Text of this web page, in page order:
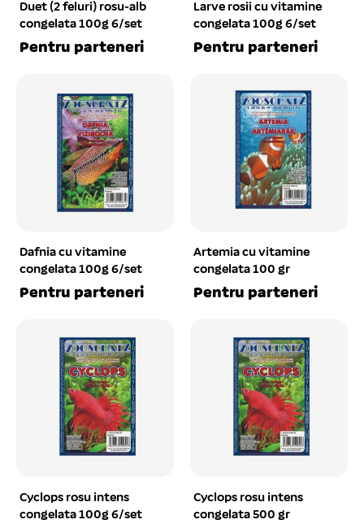
Duet (2 feluri) rosu-alb
congelata 100g 6/set
Pentru parteneri
Larve rosii cu vitamine
congelata 100g 6/set
Pentru parteneri
Dafnia cu vitamine
congelata 100g 6/set
Pentru parteneri
Artemia cu vitamine
congelata 100 gr
Pentru parteneri
Cyclops rosu intens
congelata 100g 6/set
Cyclops rosu intens
congelata 500 gr